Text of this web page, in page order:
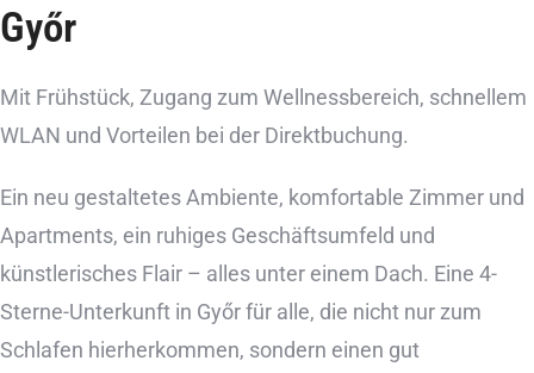
Győr
Mit Frühstück, Zugang zum Wellnessbereich, schnellem
WLAN und Vorteilen bei der Direktbuchung.
Ein neu gestaltetes Ambiente, komfortable Zimmer und
Apartments, ein ruhiges Geschäftsumfeld und
künstlerisches Flair – alles unter einem Dach. Eine 4-
Sterne-Unterkunft in Győr für alle, die nicht nur zum
Schlafen hierherkommen, sondern einen gut